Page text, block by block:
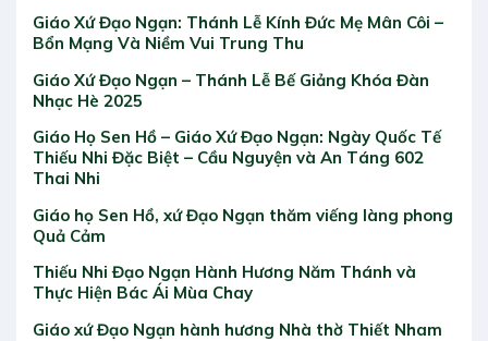
Giáo Xứ Đạo Ngạn: Thánh Lễ Kính Đức Mẹ Mân Côi –
Bổn Mạng Và Niềm Vui Trung Thu
Giáo Xứ Đạo Ngạn – Thánh Lễ Bế Giảng Khóa Đàn
Nhạc Hè 2025
Giáo Họ Sen Hồ – Giáo Xứ Đạo Ngạn: Ngày Quốc Tế
Thiếu Nhi Đặc Biệt – Cầu Nguyện và An Táng 602
Thai Nhi
Giáo họ Sen Hồ, xứ Đạo Ngạn thăm viếng làng phong
Quả Cảm
Thiếu Nhi Đạo Ngạn Hành Hương Năm Thánh và
Thực Hiện Bác Ái Mùa Chay
Giáo xứ Đạo Ngạn hành hương Nhà thờ Thiết Nham